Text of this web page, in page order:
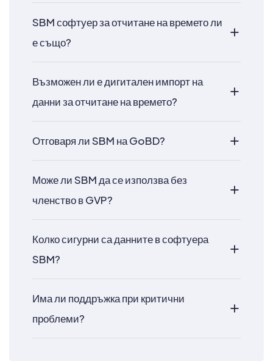
SBM софтуер за отчитане на времето ли
е също?
Възможен ли е дигитален импорт на
данни за отчитане на времето?
Отговаря ли SBM на GoBD?
Може ли SBM да се използва без
членство в GVP?
Колко сигурни са данните в софтуера
SBM?
Има ли поддръжка при критични
проблеми?